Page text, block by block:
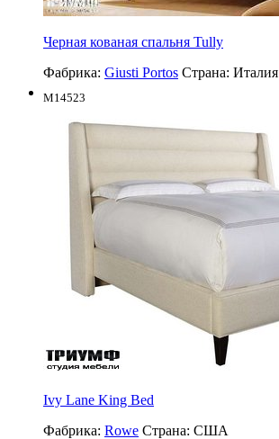
Черная кованая спальня Tully
Фабрика: Giusti Portos Страна: Италия
M14523
Ivy Lane King Bed
Фабрика: Rowe Страна: США